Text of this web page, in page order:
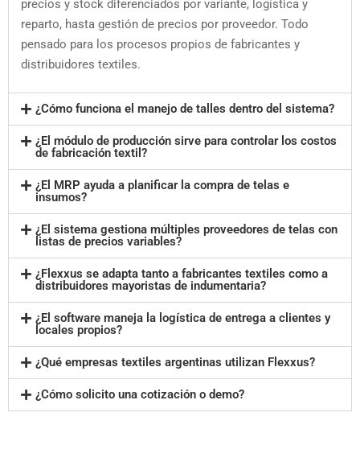
precios y stock diferenciados por variante, logística y
reparto, hasta gestión de precios por proveedor. Todo
pensado para los procesos propios de fabricantes y
distribuidores textiles.
¿Cómo funciona el manejo de talles dentro del sistema?
¿El módulo de producción sirve para controlar los costos
de fabricación textil?
¿El MRP ayuda a planificar la compra de telas e
insumos?
¿El sistema gestiona múltiples proveedores de telas con
listas de precios variables?
¿Flexxus se adapta tanto a fabricantes textiles como a
distribuidores mayoristas de indumentaria?
¿El software maneja la logística de entrega a clientes y
locales propios?
¿Qué empresas textiles argentinas utilizan Flexxus?
¿Cómo solicito una cotización o demo?